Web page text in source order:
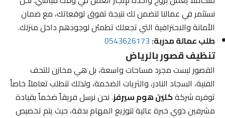
نستثمر في عمالنا لنضمن لك نتيجة تفوق توقعاتك، مع ضمان
الأمانة والاحترافية التي تجعلك تطمئن لوجودهم داخل منزلك.
طلب عمالة مدربة:0543626173
تنظيف قصور بالرياض
القصور ليست مجرد مساحات واسعة، بل هي مخازن للتحف
الفنية، السجاد النادر، والثريات الضخمة، ولذلك تتطلب تعاملاً خاصاً
توفره شركةكلين هوم سيرفز. نحن نرسل فريقاً ضخماً بقيادة
مشرفين ذوي خبرة عالية لتوزيع المهام بدقة، حيث يتم تخصيص